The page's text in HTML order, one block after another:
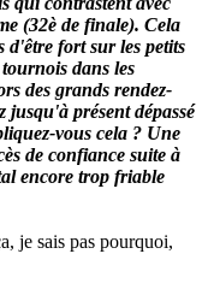
(32è de finale). Cela
d'être fort sur les petits
dans les
des grands rendez-
jusqu'à présent dépassé
vous cela ? Une
de confiance suite à
encore trop friable
je sais pas pourquoi,